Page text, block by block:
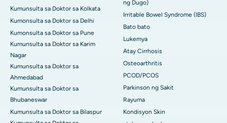
Kumunsulta sa Doktor sa Kolkata
Kumonsulta sa Doktor sa Delhi
Kumonsulta sa Doktor sa Pune
Kumunsulta sa Doktor sa Karim
Nagar
Kumunsulta sa Doktor sa
Ahmedabad
Kumunsulta sa Doktor sa
Bhubaneswar
Kumunsulta sa Doktor sa Bilaspur
ng Dugo)
Irritable Bowel Syndrome (IBS)
Bato bato
Lukemya
Atay Cirrhosis
Osteoarthritis
PCOD/PCOS
Parkinson ng Sakit
Rayuma
Kondisyon Skin